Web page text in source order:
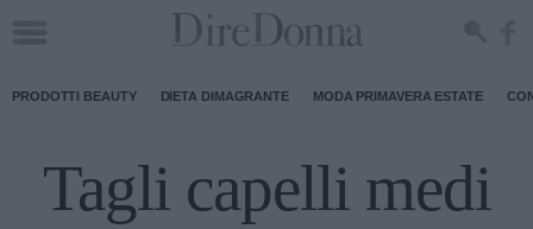
PRODOTTI BEAUTY DIETA DIMAGRANTE MODA PRIMAVERA ESTATE
Tagli capelli medi